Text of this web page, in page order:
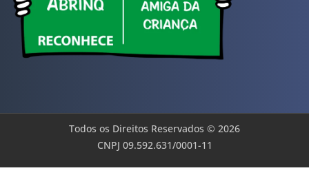
Todos os Direitos Reservados © 2026
CNPJ 09.592.631/0001-11